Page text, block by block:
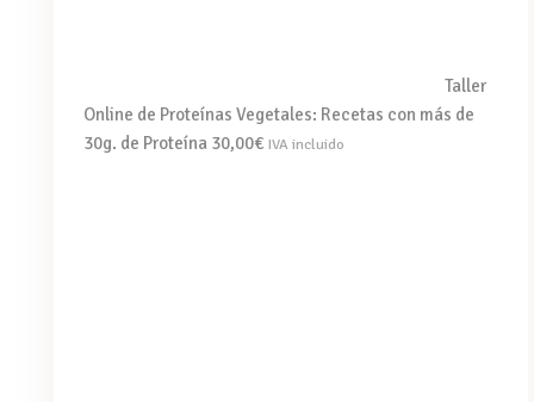
Taller
Online de Proteínas Vegetales: Recetas con más de
30g. de Proteína 30,00€ IVA incluido